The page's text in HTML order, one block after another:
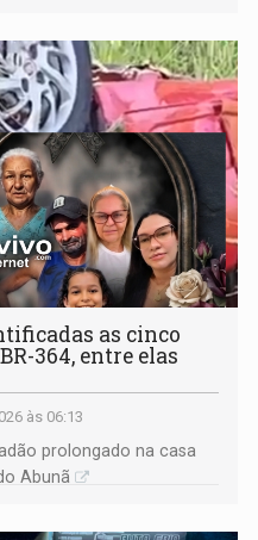
as cinco
364, entre elas
às 06:13
prolongado na casa
Abunã